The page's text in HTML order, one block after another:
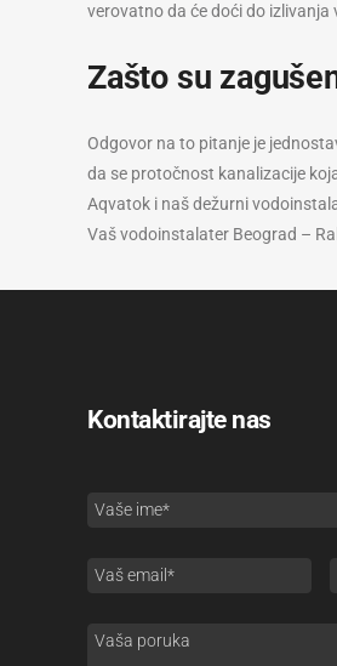
verovatno da će doći do
Zašto su
Odgovor na to pitanje je
da se protočnost kanalizacije
Aqvatok i naš dežurni
Vaš vodoinstalater Beograd –
Kontaktirajte nas